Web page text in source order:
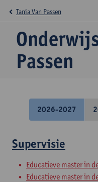
Passen
Tania Van Passen
2026-2027
Supervisie
Educatieve master in
Educatieve master in